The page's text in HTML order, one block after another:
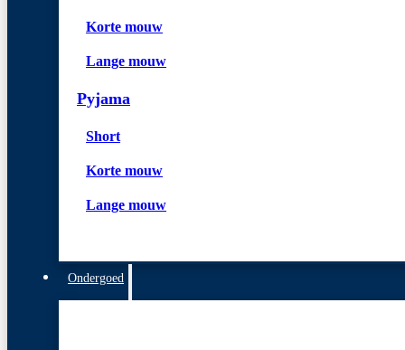
Korte mouw
Lange mouw
Pyjama
Short
Korte mouw
Lange mouw
Ondergoed